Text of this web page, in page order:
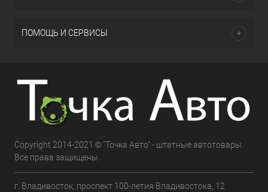
ПОМОЩЬ И СЕРВИСЫ
Copyright 2014-2021 © "Точка Авто" - штатные автотовары.
Все права защищены.
г. Владивосток, проспект 100-летия Владивостока, 12